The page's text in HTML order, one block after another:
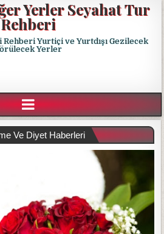
Yerler Seyahat Tur
Rehberi
Yurtiçi ve Yurtdışı Gezilecek
Yerler
Ve Diyet Haberleri